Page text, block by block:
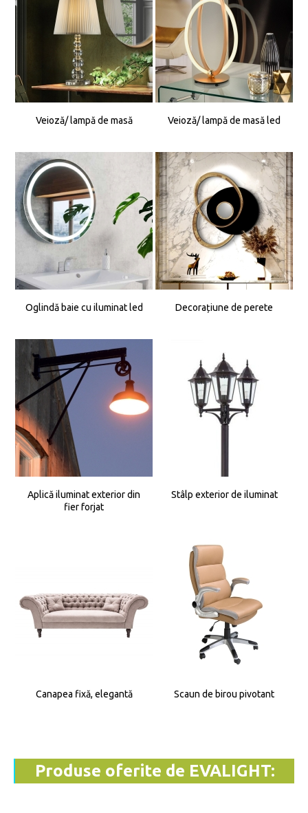
Veioză/ lampă de masă Veioză/ lampă de masă led
Oglindă baie cu iluminat led Decorațiune de perete
Aplică iluminat exterior din
fier forjat
Stâlp exterior de iluminat
Canapea fixă, elegantă Scaun de birou pivotant
Produse oferite de EVALIGHT: